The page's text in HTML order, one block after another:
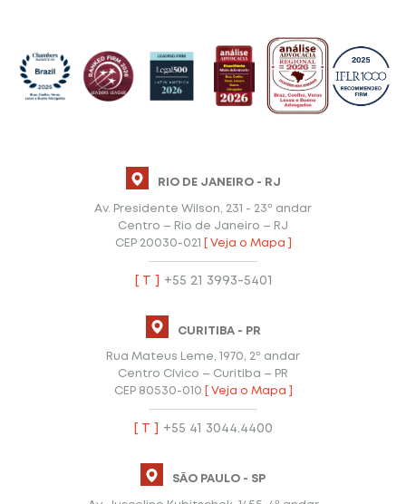
RIO DE JANEIRO - RJ
Av. Presidente Wilson, 231 - 23º andar
Centro – Rio de Janeiro – RJ
CEP 20030-021
[ Veja o Mapa ]
[ T ] +55 21 3993-5401
CURITIBA - PR
Rua Mateus Leme, 1970, 2º andar
Centro Cívico – Curitiba – PR
CEP 80530-010
[ Veja o Mapa ]
[ T ] +55 41 3044.4400
SÃO PAULO - SP